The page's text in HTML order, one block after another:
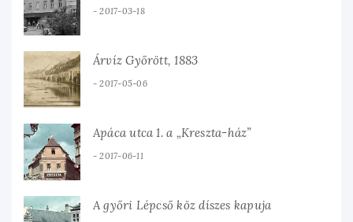
2017-03-18
Árvíz Győrött, 1883
2017-05-06
Apáca utca 1. a „Kreszta-ház”
2017-06-11
A győri Lépcső köz díszes kapuja